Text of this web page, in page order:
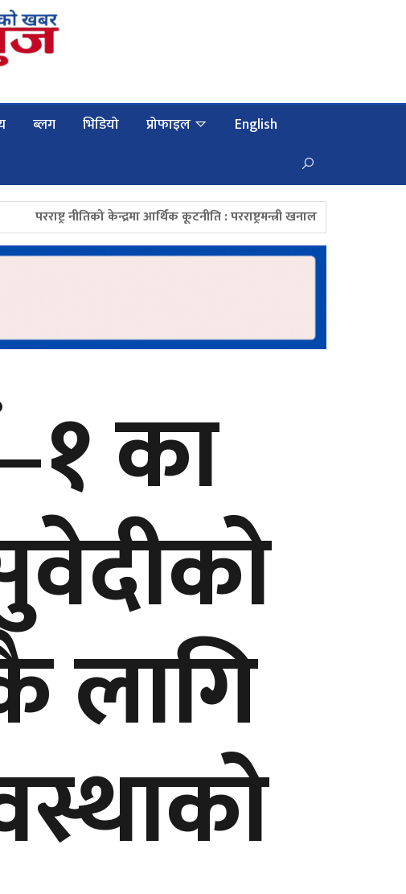
ब्लग भिडियो प्रोफाइल English
नीतिको केन्द्रमा आर्थिक कूटनीति : परराष्ट्रमन्त्री खनाल महाङ्काल मन्दिरको
का
लागि